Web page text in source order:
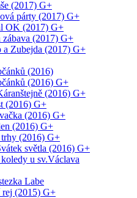
(2017) G+
párty (2017) G+
OK (2017) G+
zábava (2017) G+
a Zubejda (2017) G+
(2016)
(2016) G+
(2016) G+
(2016) G+
(2016) G+
(2016) G+
(2016) G+
světla (2016) G+
u sv.Václava
Labe
(2015) G+